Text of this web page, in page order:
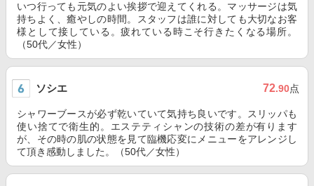
いつ行っても元気のよい挨拶で迎えてくれる。マッサージは気
持ちよく、癒やしの時間。スタッフは誰に対しても大切なお客
様として接している。疲れている時こそ行きたくなる場所。
（50代／女性）
ソシエ 72.90点
シャワーブースが必ず乾いていて気持ち良いです。スリッパも
使い捨てで衛生的。エステティシャンの技術の差が有ります
が、その時の肌の状態を見て臨機応変にメニューをアレンジし
て頂き感動しました。（50代／女性）